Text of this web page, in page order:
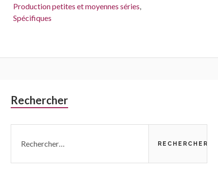
Production petites et moyennes séries,
Spécifiques
Colonne
subsidiaire
Rechercher